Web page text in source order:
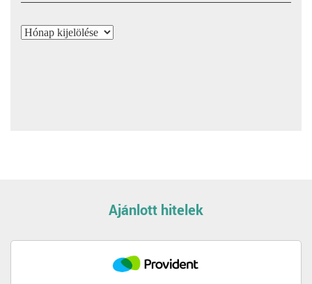
Archívum
Ajánlott hitelek